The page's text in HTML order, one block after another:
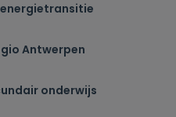
Antwerpen
onderwijs